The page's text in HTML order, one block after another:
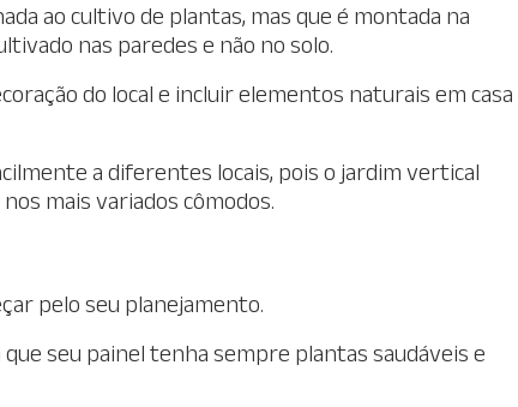
ao cultivo de plantas, mas que é montada na
nas paredes e não no solo.
do local e incluir elementos naturais em casa
a diferentes locais, pois o jardim vertical
mais variados cômodos.
pelo seu planejamento.
seu painel tenha sempre plantas saudáveis e